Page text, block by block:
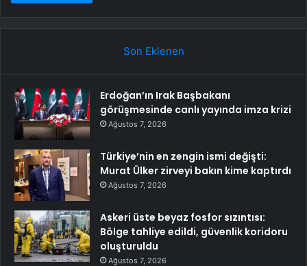
Son Eklenen
Erdoğan’ın Irak Başbakanı
görüşmesinde canlı yayında imza krizi
Ağustos 7, 2026
Türkiye’nin en zengin ismi değişti:
Murat Ülker zirveyi bakın kime kaptırdı
Ağustos 7, 2026
Askeri üste beyaz fosfor sızıntısı:
Bölge tahliye edildi, güvenlik koridoru
oluşturuldu
Ağustos 7, 2026